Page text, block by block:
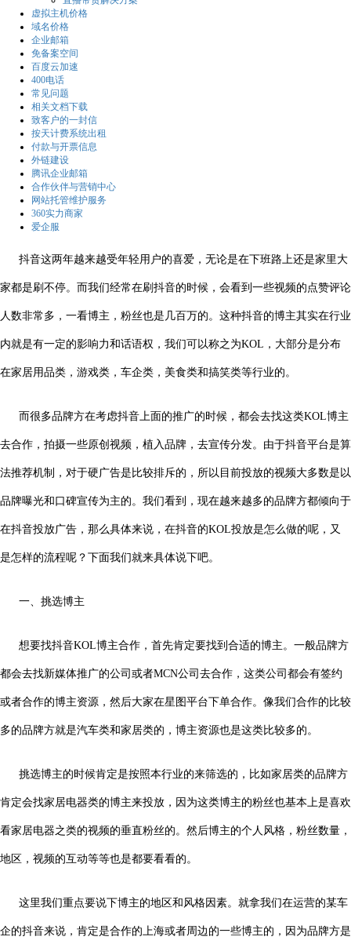
虚拟主机价格
域名价格
企业邮箱
免备案空间
百度云加速
400电话
常见问题
相关文档下载
致客户的一封信
按天计费系统出租
付款与开票信息
外链建设
腾讯企业邮箱
合作伙伴与营销中心
网站托管维护服务
360实力商家
爱企服
抖音这两年越来越受年轻用户的喜爱，无论是在下班路上还是家里大
家都是刷不停。而我们经常在刷抖音的时候，会看到一些视频的点赞评论
人数非常多，一看博主，粉丝也是几百万的。这种抖音的博主其实在行业
内就是有一定的影响力和话语权，我们可以称之为KOL，大部分是分布
在家居用品类，游戏类，车企类，美食类和搞笑类等行业的。
而很多品牌方在考虑抖音上面的推广的时候，都会去找这类KOL博主
去合作，拍摄一些原创视频，植入品牌，去宣传分发。由于抖音平台是算
法推荐机制，对于硬广告是比较排斥的，所以目前投放的视频大多数是以
品牌曝光和口碑宣传为主的。我们看到，现在越来越多的品牌方都倾向于
在抖音投放广告，那么具体来说，在抖音的KOL投放是怎么做的呢，又
是怎样的流程呢？下面我们就来具体说下吧。
一、挑选博主
想要找抖音KOL博主合作，首先肯定要找到合适的博主。一般品牌方
都会去找新媒体推广的公司或者MCN公司去合作，这类公司都会有签约
或者合作的博主资源，然后大家在星图平台下单合作。像我们合作的比较
多的品牌方就是汽车类和家居类的，博主资源也是这类比较多的。
挑选博主的时候肯定是按照本行业的来筛选的，比如家居类的品牌方
肯定会找家居电器类的博主来投放，因为这类博主的粉丝也基本上是喜欢
看家居电器之类的视频的垂直粉丝的。然后博主的个人风格，粉丝数量，
地区，视频的互动等等也是都要看看的。
这里我们重点要说下博主的地区和风格因素。就拿我们在运营的某车
企的抖音来说，肯定是合作的上海或者周边的一些博主的，因为品牌方是